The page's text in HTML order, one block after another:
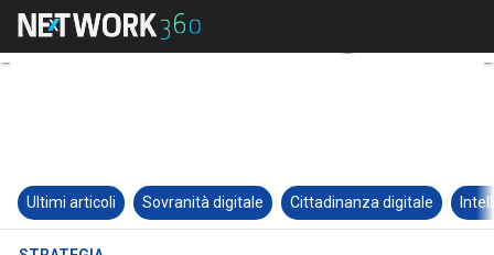
Ultimi articoli Sovranità digitale Cittadinanza digitale